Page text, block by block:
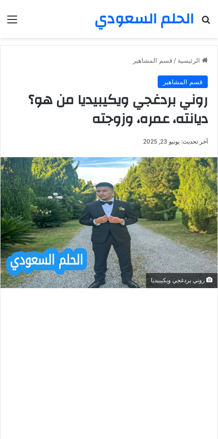
الحلم السعودي
بحث عن
الرئيسية / قسم المشاهير
قسم المشاهير
روني بردغجي ويكيبيديا من هو؟
ديانته، عمره، وزوجته
آخر تحديث: يونيو 23, 2025
روني بردغجي ويكيبيديا